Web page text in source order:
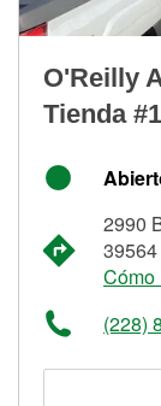
O'Reilly
Tienda
2990
39564
Cómo
(228)